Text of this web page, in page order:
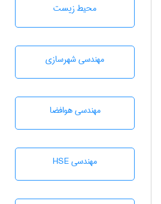
محيط زيست
مهندسی شهرسازی
مهندسی هوافضا
مهندسی HSE